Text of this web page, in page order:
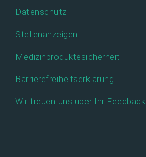
Datenschutz
Stellenanzeigen
Medizinproduktesicherheit
Barrierefreiheitserklärung
Wir freuen uns über Ihr Feedback